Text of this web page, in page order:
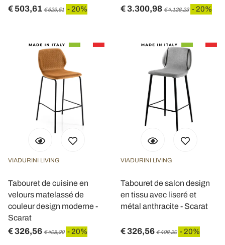
€ 503,61 € 629,51 - 20% € 3.300,98 € 4.126,23 - 20%
VIADURINI LIVING
Tabouret de cuisine en
velours matelassé de
couleur design moderne -
Scarat
€ 326,56 € 408,20 - 20%
VIADURINI LIVING
Tabouret de salon design
en tissu avec liseré et
métal anthracite - Scarat
€ 326,56 € 408,20 - 20%